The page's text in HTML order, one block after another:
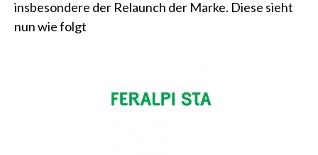
insbesondere der Relaunch der Marke. Diese sieht
nun wie folgt